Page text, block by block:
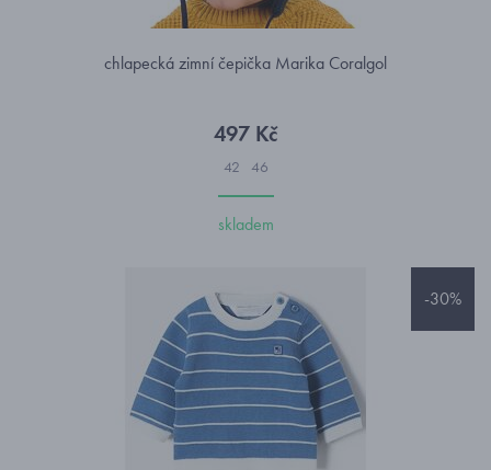
chlapecká zimní čepička Marika Coralgol
497 Kč
42 46
skladem
-30%